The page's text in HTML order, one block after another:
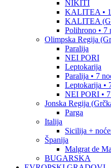
NIKITI
KALITEA •
KALITEA
Polihrono • 7
Olimpska Regija
Paralija
NEI PORI
Leptokarija
Paralija • 7
Leptokarija •
NEI PORI •
Jonska Regija
Parga
Italija
Sicilija +
Španija
Malgrat de
BUGARSKA